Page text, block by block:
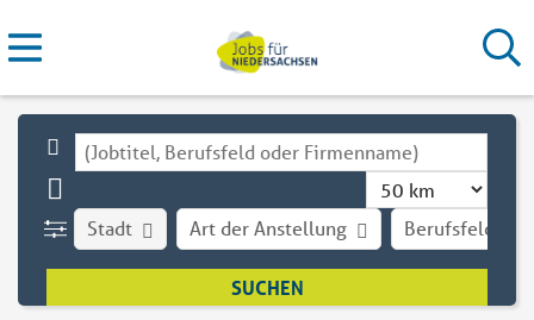
Stadt Art der Anstellung Berufsfeld